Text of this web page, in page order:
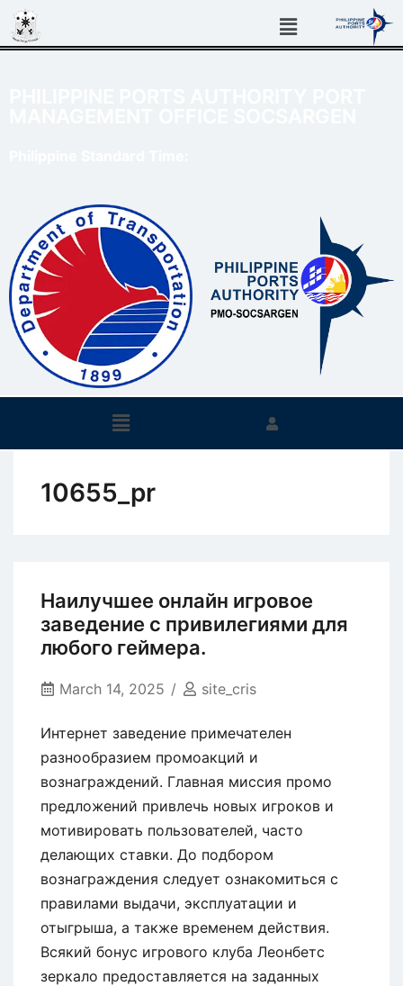
10655_pr
Наилучшее онлайн игровое
заведение с привилегиями для
любого геймера.
March 14, 2025 site_cris
Интернет заведение примечателен
разнообразием промоакций и
вознаграждений. Главная миссия промо
предложений привлечь новых игроков и
мотивировать пользователей, часто
делающих ставки. До подбором
вознаграждения следует ознакомиться с
правилами выдачи, эксплуатации и
отыгрыша, а также временем действия.
Всякий бонус игрового клуба Леонбетс
зеркало предоставляется на заданных